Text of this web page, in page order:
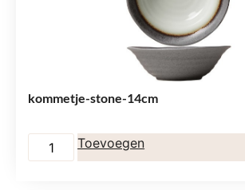
kommetje-stone-14cm
Toevoegen